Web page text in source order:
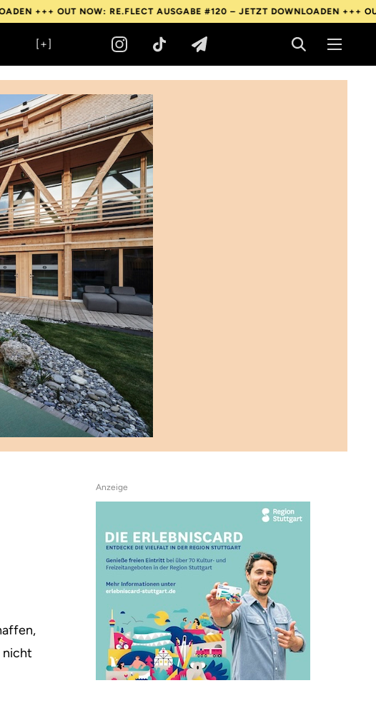
NOW: RE.FLECT AUSGABE #120 – JETZT DOWNLOADEN +++OUT NOW:
[+]
nicht
Anzeige